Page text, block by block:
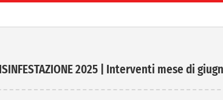
2025 | Interventi mese di